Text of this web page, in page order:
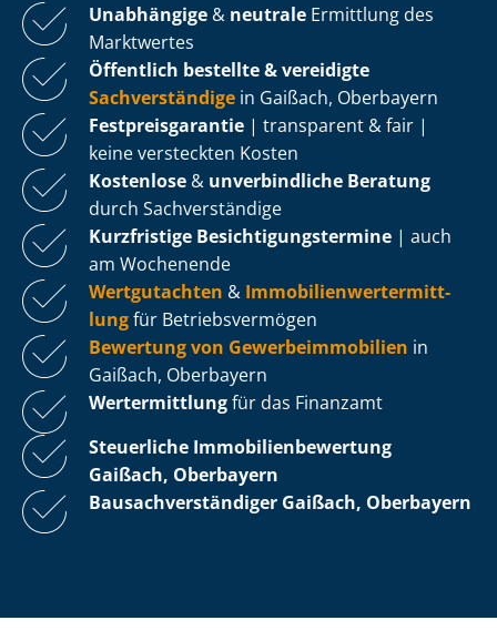
Unabhängige & neutrale Ermittlung des
Marktwertes
Öffentlich bestellte & vereidigte
Sachverständige in Gaißach, Oberbayern
Fest­preis­ga­ran­tie | transparent & fair |
keine versteckten Kosten
Kostenlose & unverbindliche Beratung
durch Sachverständige
Kurzfristige Be­sich­ti­gungs­ter­mi­ne | auch
am Wochenende
Wertgutachten & Im­mo­bi­li­en­wert­ermitt­
lungfür Be­triebs­ver­mö­gen
Bewertung von Ge­wer­be­im­mo­bi­li­en in
Gaißach, Oberbayern
Wertermittlungfür das Finanzamt
Steuerliche Im­mo­bi­li­en­be­wer­tung
Gaißach, Oberbayern
Bau­sach­ver­stän­di­ger Gaißach, Oberbayern